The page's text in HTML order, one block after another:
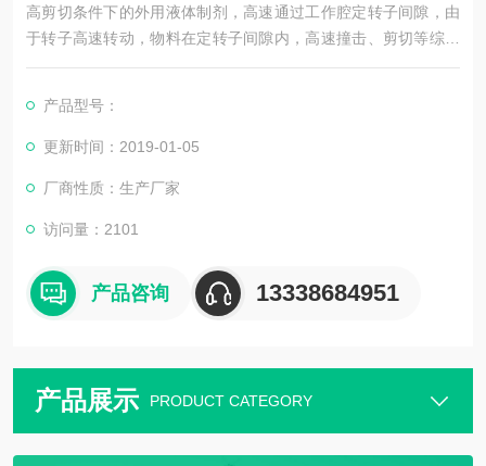
高剪切条件下的外用液体制剂，高速通过工作腔定转子间隙，由
于转子高速转动，物料在定转子间隙内，高速撞击、剪切等综合
效应，将较大的颗粒粉碎成很小的微粒，它们的直径在0.01-2μm
有的活性，与此同时，细化了颗粒，获得相对稳定的注射液。SG
N新研发纳米碳混悬注射液纳米级分散机
产品型号：
更新时间：2019-01-05
厂商性质：生产厂家
访问量：2101
产品咨询 13338684951
产品展示 PRODUCT CATEGORY